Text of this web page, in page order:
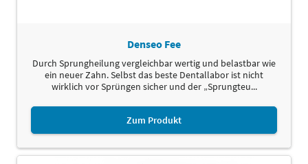
Denseo Fee
Durch Sprungheilung vergleichbar wertig und belastbar wie
ein neuer Zahn. Selbst das beste Dentallabor ist nicht
wirklich vor Sprüngen sicher und der „Sprungteu...
Zum Produkt